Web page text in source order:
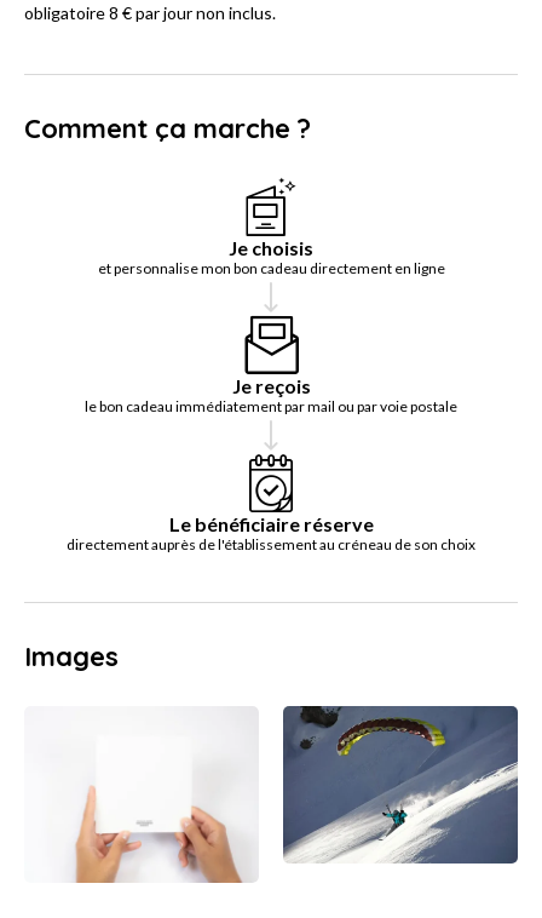
obligatoire 8 € par jour non inclus.
Comment ça marche ?
Je choisis
et personnalise mon bon cadeau directement en ligne
Je reçois
le bon cadeau immédiatement par mail ou par voie postale
Le bénéficiaire réserve
directement auprès de l'établissement au créneau de son choix
Images